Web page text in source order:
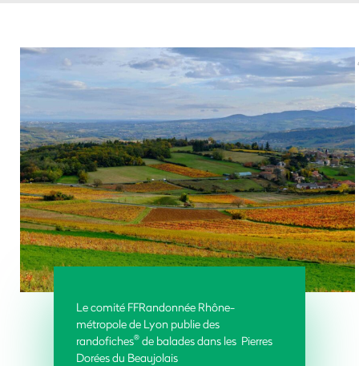
Le comité FFRandonnée Rhône-
métropole de Lyon publie des
randofiches® de balades dans les Pierres
Dorées du Beaujolais